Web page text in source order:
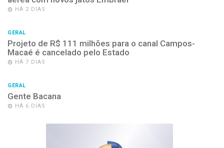
HÁ 2 DIAS
GERAL
Projeto de R$ 111 milhões para o canal Campos-
Macaé é cancelado pelo Estado
HÁ 7 DIAS
GERAL
Gente Bacana
HÁ 6 DIAS